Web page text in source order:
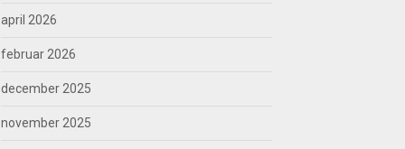
april 2026
februar 2026
december 2025
november 2025